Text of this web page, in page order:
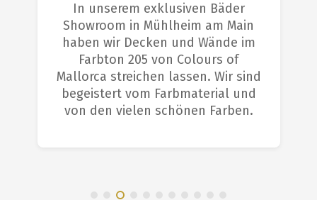
In unserem exklusiven Bäder
Showroom in Mühlheim am Main
haben wir Decken und Wände im
Farbton 205 von Colours of
Mallorca streichen lassen. Wir sind
begeistert vom Farbmaterial und
von den vielen schönen Farben.